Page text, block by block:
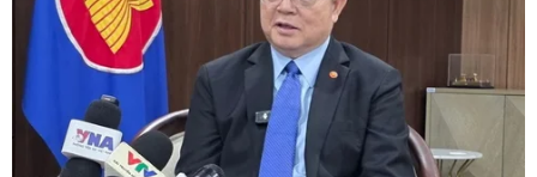
Giá vàng tăng phiên thứ tư liên tiếp,
chạm mức cao nhất trong 7 tuần
06/08/2026 08:36